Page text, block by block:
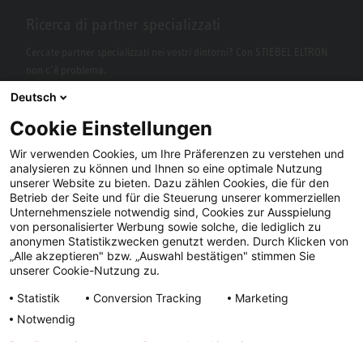
Facebook YouTube LinkedIn
Instagram
Deutsch
Cookie Einstellungen
Wir verwenden Cookies, um Ihre Präferenzen zu verstehen und
analysieren zu können und Ihnen so eine optimale Nutzung
unserer Website zu bieten. Dazu zählen Cookies, die für den
Betrieb der Seite und für die Steuerung unserer kommerziellen
Unternehmensziele notwendig sind, Cookies zur Ausspielung
von personalisierter Werbung sowie solche, die lediglich zu
anonymen Statistikzwecken genutzt werden. Durch Klicken von
„Alle akzeptieren" bzw. „Auswahl bestätigen" stimmen Sie
unserer Cookie-Nutzung zu.
Statistik
Conversion Tracking
Marketing
Notwendig